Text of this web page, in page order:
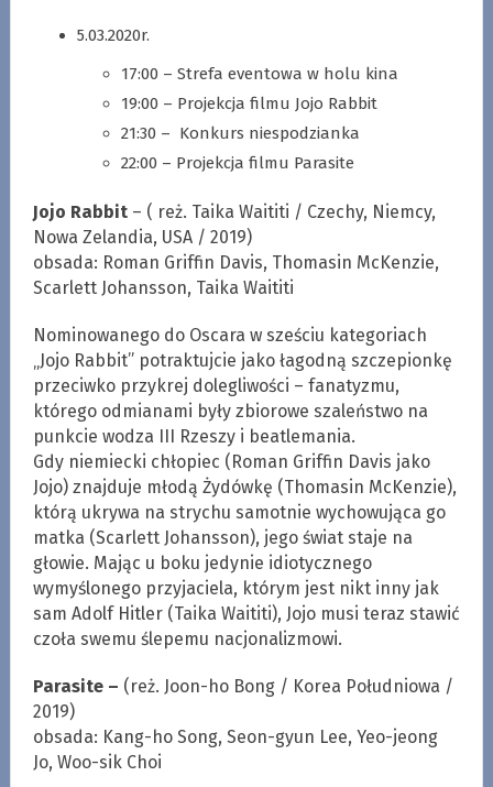
5.03.2020r.
17:00 – Strefa eventowa w holu kina
19:00 – Projekcja filmu Jojo Rabbit
21:30 – Konkurs niespodzianka
22:00 – Projekcja filmu Parasite
Jojo Rabbit – ( reż. Taika Waititi / Czechy, Niemcy,
Nowa Zelandia, USA / 2019)
obsada: Roman Griffin Davis, Thomasin McKenzie,
Scarlett Johansson, Taika Waititi
Nominowanego do Oscara w sześciu kategoriach
„Jojo Rabbit” potraktujcie jako łagodną szczepionkę
przeciwko przykrej dolegliwości – fanatyzmu,
którego odmianami były zbiorowe szaleństwo na
punkcie wodza III Rzeszy i beatlemania.
Gdy niemiecki chłopiec (Roman Griffin Davis jako
Jojo) znajduje młodą Żydówkę (Thomasin McKenzie),
którą ukrywa na strychu samotnie wychowująca go
matka (Scarlett Johansson), jego świat staje na
głowie. Mając u boku jedynie idiotycznego
wymyślonego przyjaciela, którym jest nikt inny jak
sam Adolf Hitler (Taika Waititi), Jojo musi teraz stawić
czoła swemu ślepemu nacjonalizmowi.
Parasite – (reż. Joon-ho Bong / Korea Południowa /
2019)
obsada: Kang-ho Song, Seon-gyun Lee, Yeo-jeong
Jo, Woo-sik Choi